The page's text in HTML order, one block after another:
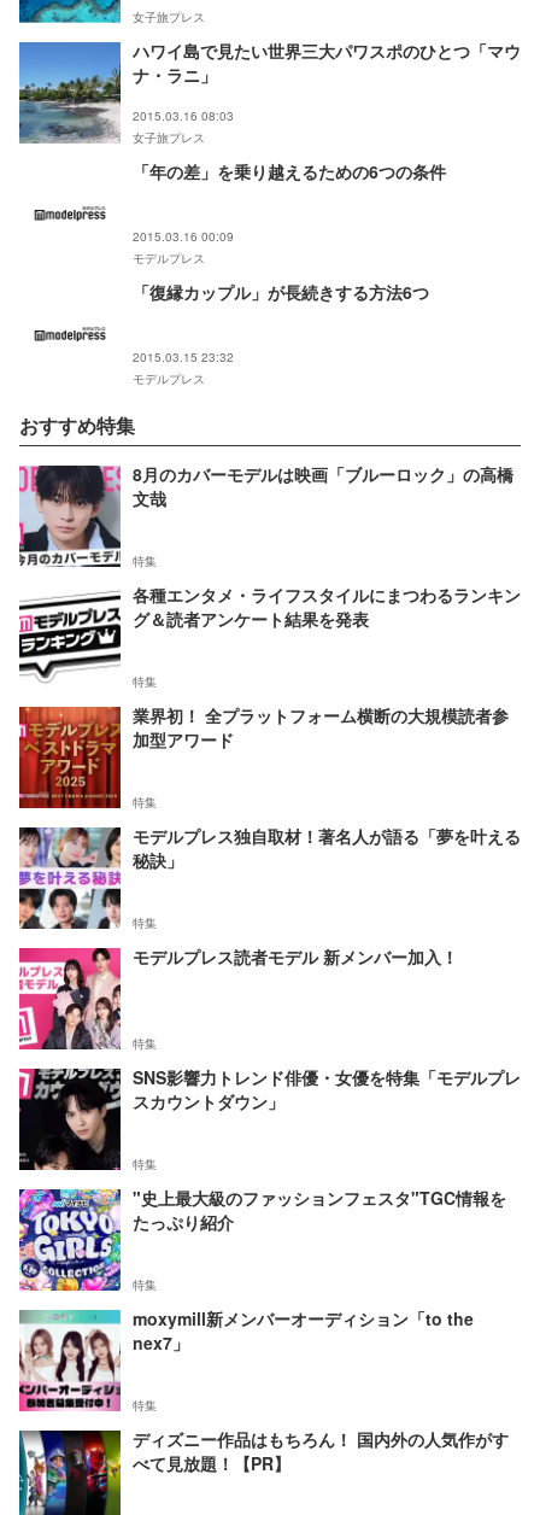
女子旅プレス
ハワイ島で見たい世界三大パワスポのひとつ「マウ
ナ・ラニ」
2015.03.16 08:03
女子旅プレス
「年の差」を乗り越えるための6つの条件
2015.03.16 00:09
モデルプレス
「復縁カップル」が長続きする方法6つ
2015.03.15 23:32
モデルプレス
おすすめ特集
8月のカバーモデルは映画「ブルーロック」の高橋
文哉
特集
各種エンタメ・ライフスタイルにまつわるランキン
グ＆読者アンケート結果を発表
特集
業界初！ 全プラットフォーム横断の大規模読者参
加型アワード
特集
モデルプレス独自取材！著名人が語る「夢を叶える
秘訣」
特集
モデルプレス読者モデル 新メンバー加入！
特集
SNS影響力トレンド俳優・女優を特集「モデルプレ
スカウントダウン」
特集
"史上最大級のファッションフェスタ"TGC情報を
たっぷり紹介
特集
moxymill新メンバーオーディション「to the
nex7」
特集
ディズニー作品はもちろん！ 国内外の人気作がす
べて見放題！【PR】